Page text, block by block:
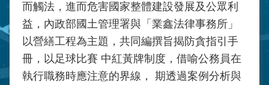
而觸法，進而危害國家整體建設發展及公眾利
益，內政部國土管理署與「業鑫法律事務所」
以營繕工程為主題，共同編撰旨揭防貪指引手
冊，以足球比賽 中紅黃牌制度，借喻公務員在
執行職務時應注意的界線， 期透過案例分析與